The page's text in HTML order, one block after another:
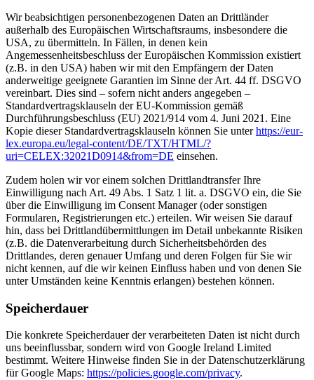
Wir beabsichtigen personenbezogenen Daten an Drittländer
außerhalb des Europäischen Wirtschaftsraums, insbesondere die
USA, zu übermitteln. In Fällen, in denen kein
Angemessenheitsbeschluss der Europäischen Kommission existiert
(z.B. in den USA) haben wir mit den Empfängern der Daten
anderweitige geeignete Garantien im Sinne der Art. 44 ff. DSGVO
vereinbart. Dies sind – sofern nicht anders angegeben –
Standardvertragsklauseln der EU-Kommission gemäß
Durchführungsbeschluss (EU) 2021/914 vom 4. Juni 2021. Eine
Kopie dieser Standardvertragsklauseln können Sie unterhttps://eur-
lex.europa.eu/legal-content/DE/TXT/HTML/?
uri=CELEX:32021D0914&from=DE einsehen.
Zudem holen wir vor einem solchen Drittlandtransfer Ihre
Einwilligung nach Art. 49 Abs. 1 Satz 1 lit. a. DSGVO ein, die Sie
über die Einwilligung im Consent Manager (oder sonstigen
Formularen, Registrierungen etc.) erteilen. Wir weisen Sie darauf
hin, dass bei Drittlandübermittlungen im Detail unbekannte Risiken
(z.B. die Datenverarbeitung durch Sicherheitsbehörden des
Drittlandes, deren genauer Umfang und deren Folgen für Sie wir
nicht kennen, auf die wir keinen Einfluss haben und von denen Sie
unter Umständen keine Kenntnis erlangen) bestehen können.
Speicherdauer
Die konkrete Speicherdauer der verarbeiteten Daten ist nicht durch
uns beeinflussbar, sondern wird von Google Ireland Limited
bestimmt. Weitere Hinweise finden Sie in der Datenschutzerklärung
für Google Maps: https://policies.google.com/privacy.